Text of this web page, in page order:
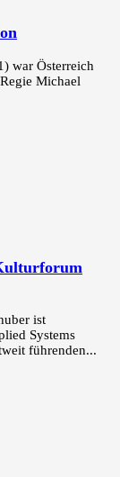
war Österreich
Michael
ist
Systems
führenden...